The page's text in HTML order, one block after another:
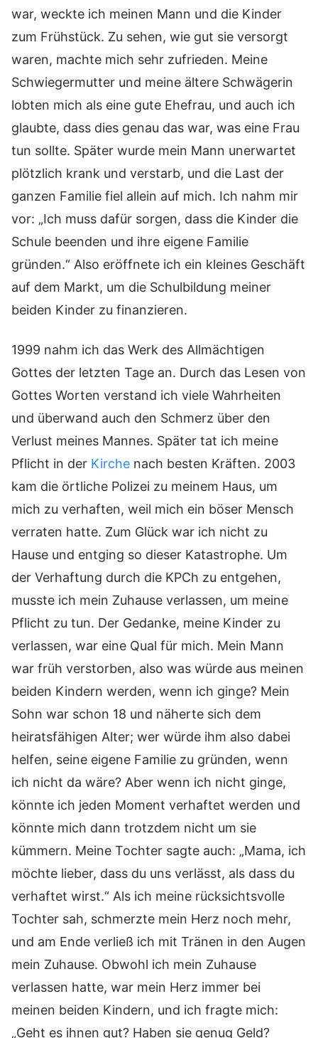
war, weckte ich meinen Mann und die Kinder
zum Frühstück. Zu sehen, wie gut sie versorgt
waren, machte mich sehr zufrieden. Meine
Schwiegermutter und meine ältere Schwägerin
lobten mich als eine gute Ehefrau, und auch ich
glaubte, dass dies genau das war, was eine Frau
tun sollte. Später wurde mein Mann unerwartet
plötzlich krank und verstarb, und die Last der
ganzen Familie fiel allein auf mich. Ich nahm mir
vor: „Ich muss dafür sorgen, dass die Kinder die
Schule beenden und ihre eigene Familie
gründen.“ Also eröffnete ich ein kleines Geschäft
auf dem Markt, um die Schulbildung meiner
beiden Kinder zu finanzieren.
1999 nahm ich das Werk des Allmächtigen
Gottes der letzten Tage an. Durch das Lesen von
Gottes Worten verstand ich viele Wahrheiten
und überwand auch den Schmerz über den
Verlust meines Mannes. Später tat ich meine
Pflicht in der Kirche nach besten Kräften. 2003
kam die örtliche Polizei zu meinem Haus, um
mich zu verhaften, weil mich ein böser Mensch
verraten hatte. Zum Glück war ich nicht zu
Hause und entging so dieser Katastrophe. Um
der Verhaftung durch die KPCh zu entgehen,
musste ich mein Zuhause verlassen, um meine
Pflicht zu tun. Der Gedanke, meine Kinder zu
verlassen, war eine Qual für mich. Mein Mann
war früh verstorben, also was würde aus meinen
beiden Kindern werden, wenn ich ginge? Mein
Sohn war schon 18 und näherte sich dem
heiratsfähigen Alter; wer würde ihm also dabei
helfen, seine eigene Familie zu gründen, wenn
ich nicht da wäre? Aber wenn ich nicht ginge,
könnte ich jeden Moment verhaftet werden und
könnte mich dann trotzdem nicht um sie
kümmern. Meine Tochter sagte auch: „Mama, ich
möchte lieber, dass du uns verlässt, als dass du
verhaftet wirst.“ Als ich meine rücksichtsvolle
Tochter sah, schmerzte mein Herz noch mehr,
und am Ende verließ ich mit Tränen in den Augen
mein Zuhause. Obwohl ich mein Zuhause
verlassen hatte, war mein Herz immer bei
meinen beiden Kindern, und ich fragte mich:
„Geht es ihnen gut? Haben sie genug Geld?